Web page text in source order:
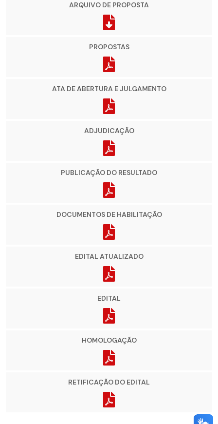
ARQUIVO DE PROPOSTA
PROPOSTAS
ATA DE ABERTURA E JULGAMENTO
ADJUDICAÇÃO
PUBLICAÇÃO DO RESULTADO
DOCUMENTOS DE HABILITAÇÃO
EDITAL ATUALIZADO
EDITAL
HOMOLOGAÇÃO
RETIFICAÇÃO DO EDITAL